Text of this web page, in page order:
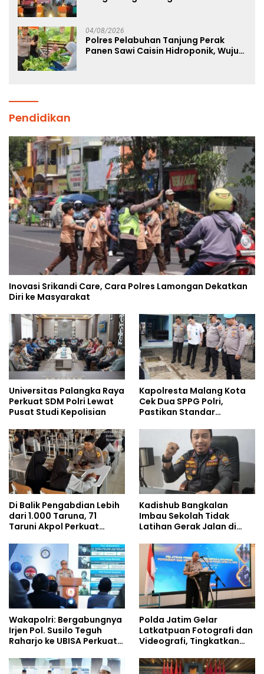
04/08/2026
Polres Pelabuhan Tanjung Perak
Panen Sawi Caisin Hidroponik, Wujud
Pendidikan
Inovasi Srikandi Care, Cara Polres Lamongan Dekatkan
Diri ke Masyarakat
Universitas Palangka Raya
Perkuat SDM Polri Lewat
Pusat Studi Kepolisian
Kapolresta Malang Kota
Cek Dua SPPG Polri,
Pastikan Standar
Pengelolaan Limbah
Berjalan Optimal
Di Balik Pengabdian Lebih
dari 1.000 Taruna, 71
Taruni Akpol Perkuat
Siswa Sekolah Rakyat
Kadishub Bangkalan
Imbau Sekolah Tidak
Latihan Gerak Jalan di
Wakapolri: Bergabungnya
Irjen Pol. Susilo Teguh
Raharjo ke UBISA Perkuat
Studi Kepolisian
Polda Jatim Gelar
Latkatpuan Fotografi dan
Videografi, Tingkatkan
Era Digital